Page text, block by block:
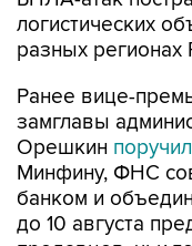
логистических
разных регионах
Ранее вице-
замглавы
Орешкин
Минфину, ФНС
банком и
до 10 августа